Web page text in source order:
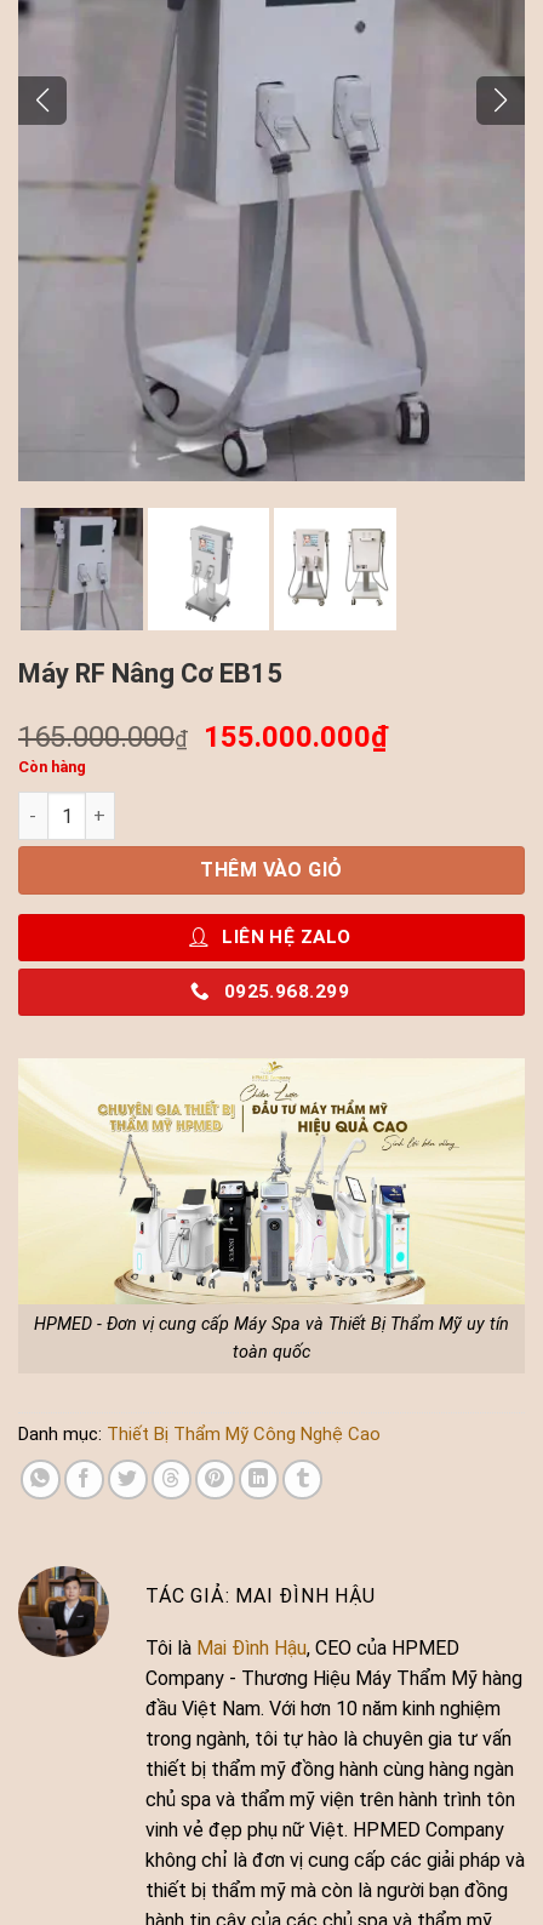
Máy RF Nâng Cơ EB15
165.000.000₫ 155.000.000₫
Còn hàng
Máy RF Nâng Cơ EB15 số lượng
THÊM VÀO GIỎ
LIÊN HỆ ZALO
0925.968.299
HPMED - Đơn vị cung cấp Máy Spa và Thiết Bị Thẩm Mỹ uy tín
toàn quốc
Danh mục: Thiết Bị Thẩm Mỹ Công Nghệ Cao
MAI ĐÌNH HẬU
Tôi là Mai Đình Hậu, CEO của HPMED
Company - Thương Hiệu Máy Thẩm Mỹ hàng
đầu Việt Nam. Với hơn 10 năm kinh nghiệm
trong ngành, tôi tự hào là chuyên gia tư vấn
thiết bị thẩm mỹ đồng hành cùng hàng ngàn
chủ spa và thẩm mỹ viện trên hành trình tôn
vinh vẻ đẹp phụ nữ Việt. HPMED Company
không chỉ là đơn vị cung cấp các giải pháp và
thiết bị thẩm mỹ mà còn là người bạn đồng